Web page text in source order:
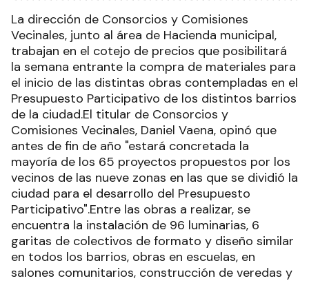
La dirección de Consorcios y Comisiones
Vecinales, junto al área de Hacienda municipal,
trabajan en el cotejo de precios que posibilitará
la semana entrante la compra de materiales para
el inicio de las distintas obras contempladas en el
Presupuesto Participativo de los distintos barrios
de la ciudad.El titular de Consorcios y
Comisiones Vecinales, Daniel Vaena, opinó que
antes de fin de año "estará concretada la
mayoría de los 65 proyectos propuestos por los
vecinos de las nueve zonas en las que se dividió la
ciudad para el desarrollo del Presupuesto
Participativo".Entre las obras a realizar, se
encuentra la instalación de 96 luminarias, 6
garitas de colectivos de formato y diseño similar
en todos los barrios, obras en escuelas, en
salones comunitarios, construcción de veredas y